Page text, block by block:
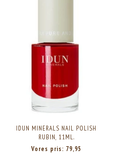
IDUN MINERALS NAIL POLISH
RUBIN, 11ML.
Vores pris: 79,95